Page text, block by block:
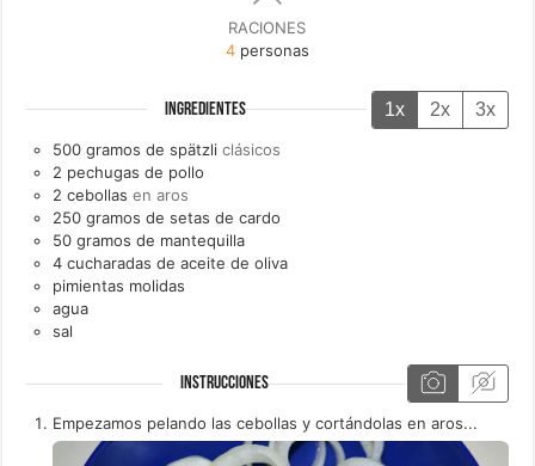
RACIONES
4 personas
INGREDIENTES 1x 2x 3x
500 gramos de spätzli clásicos
2 pechugas de pollo
2 cebollas en aros
250 gramos de setas de cardo
50 gramos de mantequilla
4 cucharadas de aceite de oliva
pimientas molidas
agua
sal
INSTRUCCIONES
Empezamos pelando las cebollas y cortándolas en aros...